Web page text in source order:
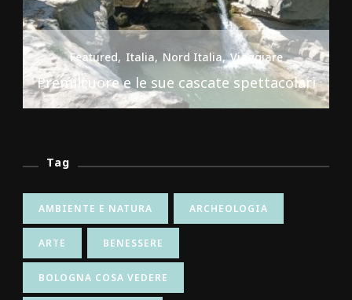
Featured Italia Nord Italia Viaggiare
Premilcuore e le sue cascate spettacolari
Tag
AMBIENTE E NATURA ARCHEOLOGIA
ARTE BENESSERE
BOLOGNA COSA VEDERE